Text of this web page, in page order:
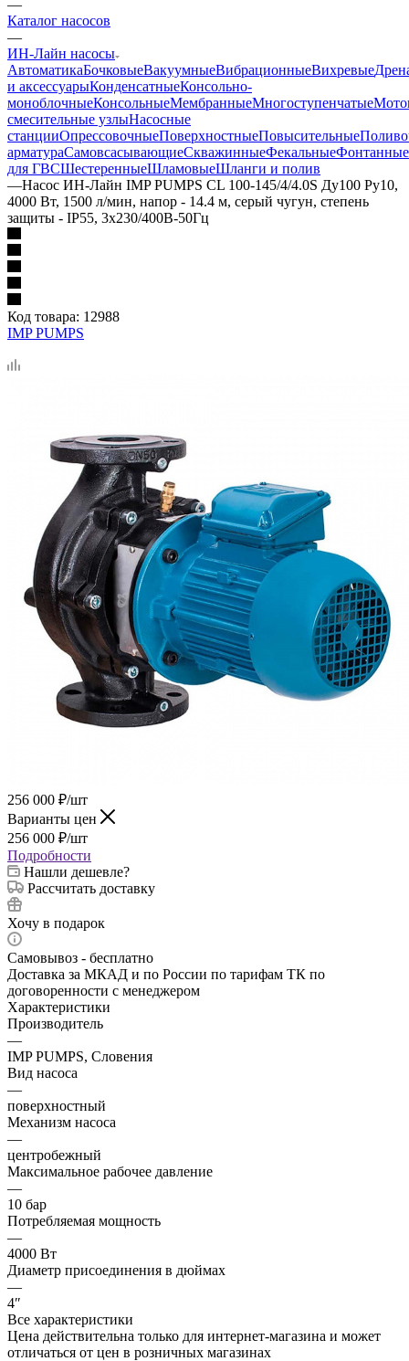
—
Каталог насосов
—
ИН-Лайн насосы
АвтоматикаБочковыеВакуумныеВибрационныеВихревые
и аксессуарыКонденсатныеКонсольно-
моноблочныеКонсольныеМембранныеМногоступенчатые
смесительные узлыНасосные
станцииОпрессовочныеПоверхностныеПовысительные
арматураСамовсасывающиеСкважинныеФекальныеФонтанные
для ГВСШестеренныеШламовыеШланги и полив
—Насос ИН-Лайн IMP PUMPS CL 100-145/4/4.0S Ду100 Ру10,
4000 Вт, 1500 л/мин, напор - 14.4 м, серый чугун, степень
защиты - IP55, 3x230/400B-50Гц
Код товара: 12988
IMP PUMPS
256 000 ₽/шт
Варианты цен
256 000 ₽/шт
Подробности
Нашли дешевле?
Рассчитать доставку
Хочу в подарок
Самовывоз - бесплатно
Доставка за МКАД и по России по тарифам ТК по
договоренности с менеджером
Характеристики
Производитель
—
IMP PUMPS, Словения
Вид насоса
—
поверхностный
Механизм насоса
—
центробежный
Максимальное рабочее давление
—
10 бар
Потребляемая мощность
—
4000 Вт
Диаметр присоединения в дюймах
—
4″
Все характеристики
Цена действительна только для интернет-магазина и может
отличаться от цен в розничных магазинах